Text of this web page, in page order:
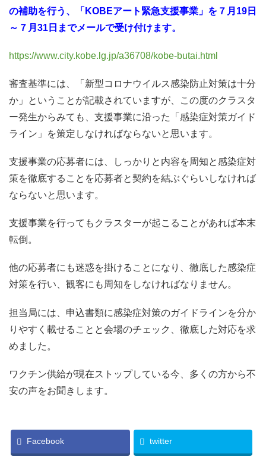
の補助を行う、「KOBEアート緊急支援事業」を７月19日
～７月31日までメールで受け付けます。
https://www.city.kobe.lg.jp/a36708/kobe-butai.html
審査基準には、「新型コロナウイルス感染防止対策は十分
か」ということが記載されていますが、この度のクラスタ
ー発生からみても、支援事業に沿った「感染症対策ガイド
ライン」を策定しなければならないと思います。
支援事業の応募者には、しっかりと内容を周知と感染症対
策を徹底することを応募者と契約を結ぶぐらいしなければ
ならないと思います。
支援事業を行ってもクラスターが起こることがあれば本末
転倒。
他の応募者にも迷惑を掛けることになり、徹底した感染症
対策を行い、観客にも周知をしなければなりません。
担当局には、申込書類に感染症対策のガイドラインを分か
りやすく載せることと会場のチェック、徹底した対応を求
めました。
ワクチン供給が現在ストップしている今、多くの方から不
安の声をお聞きします。
Facebook twitter